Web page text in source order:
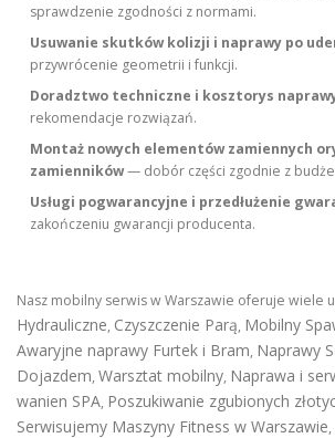
sprawdzenie zgodności z normami.
Usuwanie skutków kolizji i naprawy po
przywrócenie geometrii i funkcji.
Doradztwo techniczne i kosztorys
rekomendacje rozwiązań.
Montaż nowych elementów zamiennych
zamienników— dobór części zgodnie z
Usługi pogwarancyjne i przedłużenie
zakończeniu gwarancji producenta.
Nasz mobilny serwis w Warszawie oferuje wiele
Hydrauliczne, Czyszczenie Parą, Mobilny
Awaryjne naprawy Furtek i Bram, Naprawy
Dojazdem, Warsztat mobilny, Naprawa i
wanien SPA, Poszukiwanie zgubionych
Serwisujemy Maszyny Fitness w Warszawie,